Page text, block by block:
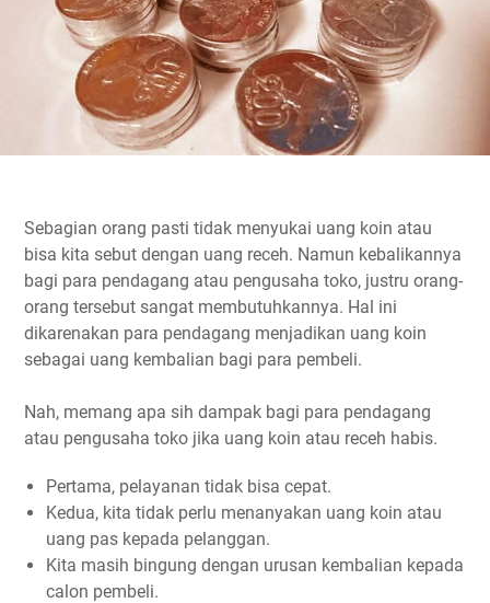
Sebagian orang pasti tidak menyukai uang koin atau
bisa kita sebut dengan uang receh. Namun kebalikannya
bagi para pendagang atau pengusaha toko, justru orang-
orang tersebut sangat membutuhkannya. Hal ini
dikarenakan para pendagang menjadikan uang koin
sebagai uang kembalian bagi para pembeli.
Nah, memang apa sih dampak bagi para pendagang
atau pengusaha toko jika uang koin atau receh habis.
Pertama, pelayanan tidak bisa cepat.
Kedua, kita tidak perlu menanyakan uang koin atau
uang pas kepada pelanggan.
Kita masih bingung dengan urusan kembalian kepada
calon pembeli.